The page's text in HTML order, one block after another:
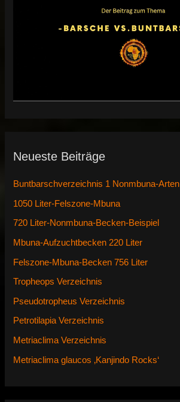
Neueste Beiträge
Buntbarschverzeichnis 1 Nonmbuna-Arten
1050 Liter-Felszone-Mbuna
720 Liter-Nonmbuna-Becken-Beispiel
Mbuna-Aufzuchtbecken 220 Liter
Felszone-Mbuna-Becken 756 Liter
Tropheops Verzeichnis
Pseudotropheus Verzeichnis
Petrotilapia Verzeichnis
Metriaclima Verzeichnis
Metriaclima glaucos ‚Kanjindo Rocks‘